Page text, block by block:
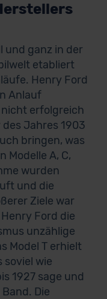
und ganz in der
etabliert
Henry Ford
Anlauf
erfolgreich
Jahres 1903
bringen, was
Modelle A, C,
wurden
und die
Ziele war
Ford die
unzählige
Model T erhielt
soviel wie
1927 sage und
Die